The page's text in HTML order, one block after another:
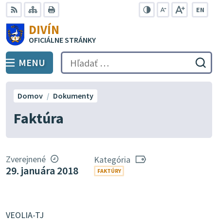
Preskočiť
na
obsah
RSS Mapa
EN
DIVÍN
OFICIÁLNE STRÁNKY
PREPNÚŤ
MENU Hľadať:
Faktúra
Domov Dokumenty
Zverejnené
29. januára 2018
Kategória
FAKTÚRY
VEOLIA-TJ